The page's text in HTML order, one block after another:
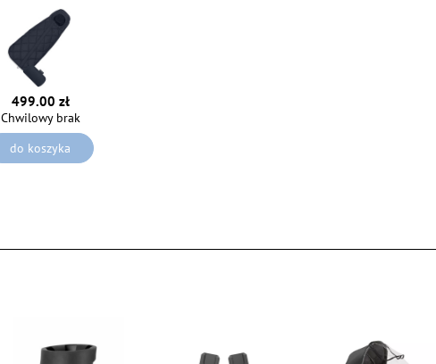
499.00 zł
Chwilowy brak
do koszyka